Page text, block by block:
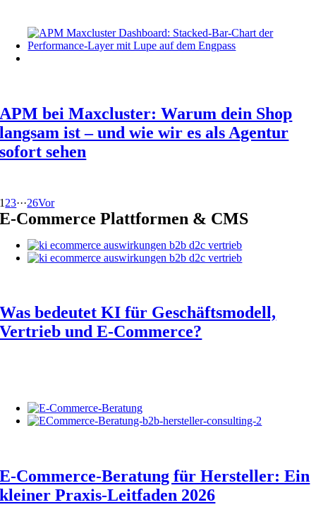
APM bei Maxcluster: Warum dein Shop
langsam ist – und wie wir es als Agentur
sofort sehen
1 23···26Vor
E-Commerce Plattformen & CMS
Was bedeutet KI für Geschäftsmodell,
Vertrieb und E-Commerce?
E-Commerce-Beratung für Hersteller: Ein
kleiner Praxis-Leitfaden 2026